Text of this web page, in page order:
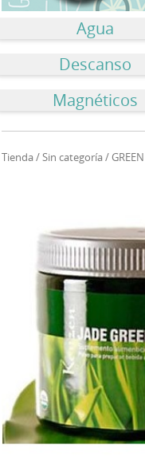
Agua
Descanso
Magnéticos
Tienda/Sin categoría/